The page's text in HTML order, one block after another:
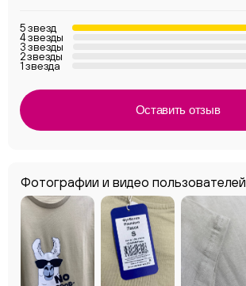
Фотографии и видео пользователей
5 звезд
4 звезды
3 звезды
2 звезды
1 звезда
Оставить отзыв